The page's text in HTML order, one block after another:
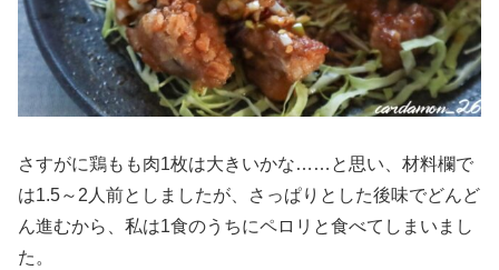
さすがに鶏もも肉1枚は大きいかな……と思い、材料欄で
は1.5～2人前としましたが、さっぱりとした後味でどんど
ん進むから、私は1食のうちにペロリと食べてしまいまし
た。